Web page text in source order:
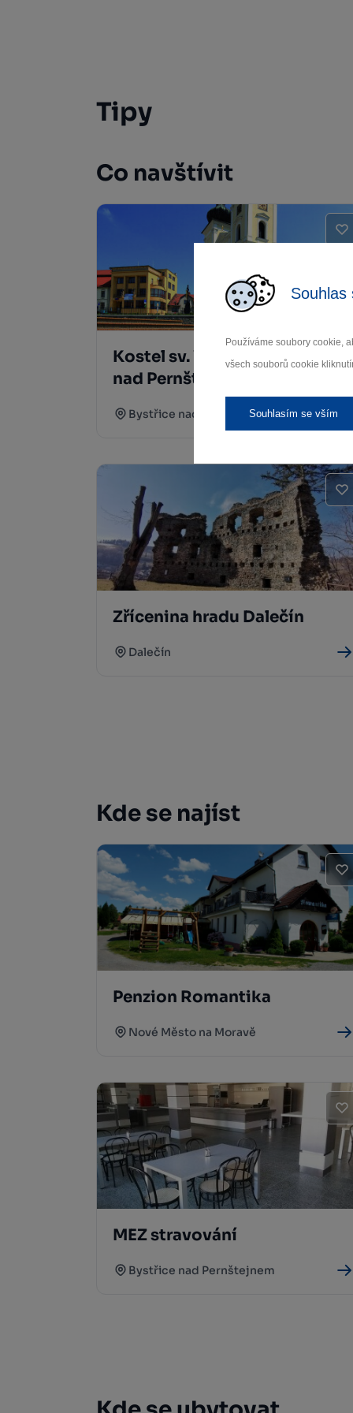
Souhlas
Používáme soubory cookie,
všech souborů cookie
Souhlasím se vším
Tipy
Co navštívit
Kostel sv. Vavřince Bystřice
nad Pernštejnem
Bystřice nad Pernštejnem
Zřícenina hradu Dalečín
Dalečín
Kde se najíst
Penzion Romantika
Nové Město na Moravě
MEZ stravování
Bystřice nad Pernštejnem